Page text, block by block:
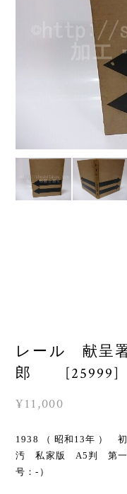
レール 献呈
郎 [25999]
¥11,000
1938 （ 昭和13年 ）
汚 私家版 A5判 第
号：-）